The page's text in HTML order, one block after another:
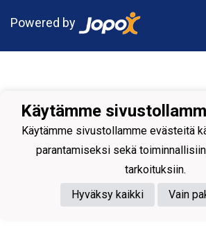
Powered by
Käytämme
Käytämme sivustollamme evästeitä
parantamiseksi sekä
tarkoituksiin.
Hyväksy kaikki
Vain